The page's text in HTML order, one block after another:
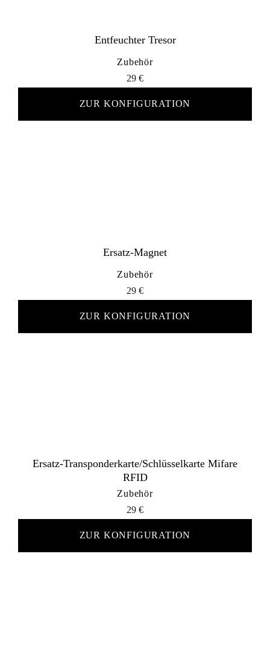
Entfeuchter Tresor
Zubehör
29 €
ZUR KONFIGURATION
Ersatz-Magnet
Zubehör
29 €
ZUR KONFIGURATION
Ersatz-Transponderkarte/Schlüsselkarte Mifare
RFID
Zubehör
29 €
ZUR KONFIGURATION